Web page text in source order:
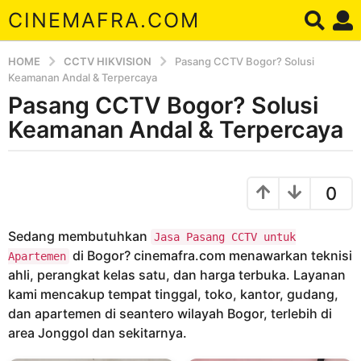
CINEMAFRA.COM
HOME CCTV HIKVISION
Pasang CCTV Bogor? Solusi
Keamanan Andal & Terpercaya
8
b
u
g
o
8
b
u
l
Pasang CCTV Bogor? Solusi
Keamanan Andal & Terpercaya
d
a
0
Sedang membutuhkan Jasa Pasang CCTV untuk
Apartemen di Bogor? cinemafra.com menawarkan teknisi
ahli, perangkat kelas satu, dan harga terbuka. Layanan
kami mencakup tempat tinggal, toko, kantor, gudang,
dan apartemen di seantero wilayah Bogor, terlebih di
area Jonggol dan sekitarnya.